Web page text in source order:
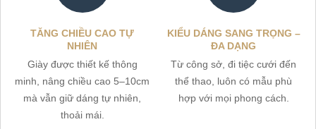
TĂNG CHIỀU CAO TỰ
NHIÊN
Giày được thiết kế thông
minh, nâng chiều cao 5–10cm
mà vẫn giữ dáng tự nhiên,
thoải mái.
KIỂU DÁNG SANG TRỌNG –
ĐA DẠNG
Từ công sở, đi tiệc cưới đến
thể thao, luôn có mẫu phù
hợp với mọi phong cách.